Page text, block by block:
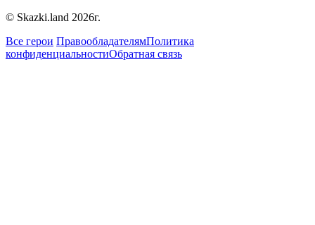
© Skazki.land 2026г.
Все герои ПравообладателямПолитика
конфиденциальностиОбратная связь